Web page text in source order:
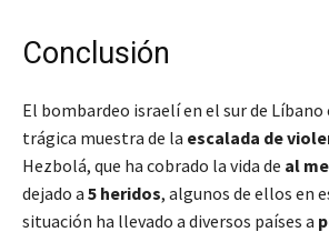
Conclusión
El bombardeo israelí en el sur de Líbano
trágica muestra de la escalada de
Hezbolá, que ha cobrado la vida de al
dejado a 5 heridos, algunos de ellos en
situación ha llevado a diversos países a